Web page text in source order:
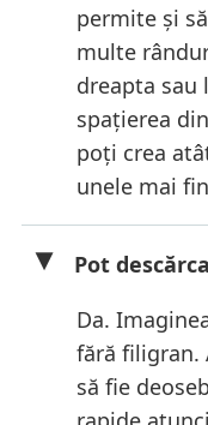
permite și
multe
dreapta sau
spațierea
poți crea
unele mai
Pot
Da.
fără filigran.
să fie